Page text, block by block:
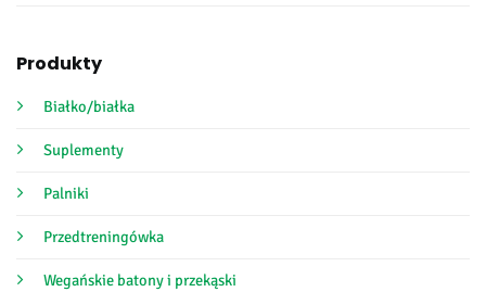
Produkty
Białko/białka
Suplementy
Palniki
Przedtreningówka
Wegańskie batony i przekąski